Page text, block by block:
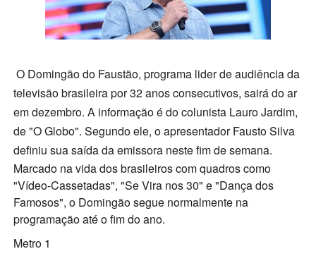
O Domingão do Faustão, programa lider de audiência da
televisão brasileira por 32 anos consecutivos, sairá do ar
em dezembro. A informação é do colunista Lauro Jardim,
de "O Globo". Segundo ele, o apresentador Fausto Silva
definiu sua saída da emissora neste fim de semana.
Marcado na vida dos brasileiros com quadros como
"Vídeo-Cassetadas", "Se Vira nos 30" e "Dança dos
Famosos", o Domingão segue normalmente na
programação até o fim do ano.
Metro 1